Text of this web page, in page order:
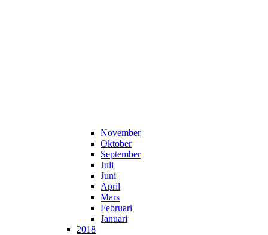
November
Oktober
September
Juli
Juni
April
Mars
Februari
Januari
2018